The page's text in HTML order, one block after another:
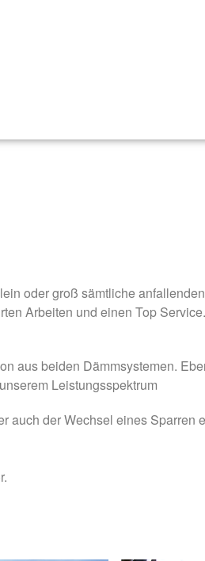
oder groß sämtliche
Arbeiten und einen Top
aus beiden Dämmsystemen.
Leistungsspektrum
auch der Wechsel eines Sparren